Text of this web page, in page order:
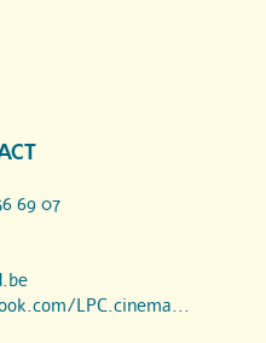
69 07
LPC.cinema...